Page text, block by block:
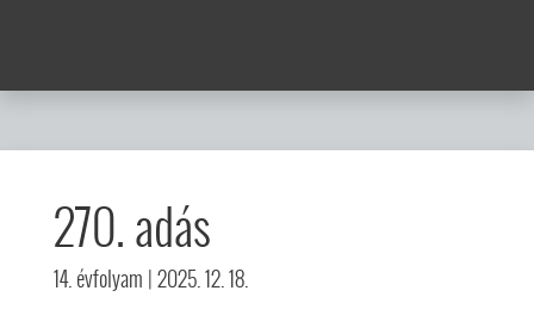
270. adás
14. évfolyam | 2025. 12. 18.